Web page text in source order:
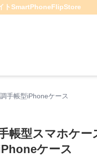
トSmartPhoneFlipStore
手帳型iPhoneケース
帳型スマホケー
ケース